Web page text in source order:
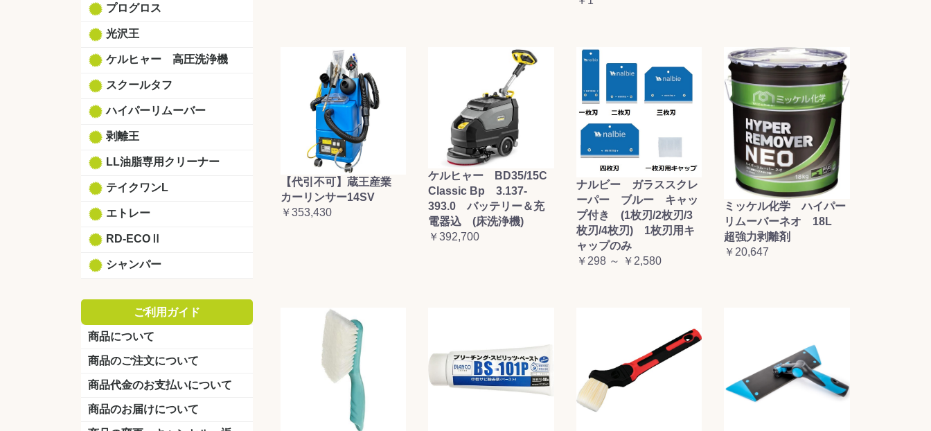
プログロス
光沢王
ケルヒャー 高圧洗浄機
スクールタフ
ハイパーリムーバー
剥離王
LL油脂専用クリーナー
テイクワンL
エトレー
RD-ECOⅡ
シャンパー
ご利用ガイド
商品について
商品のご注文について
商品代金のお支払いについて
商品のお届けについて
【代引不可】蔵王産業
カーリンサー14SV
￥353,430
ケルヒャー BD35/15C
Classic Bp 3.137-
393.0 バッテリー＆充
電器込 (床洗浄機)
￥392,700
ナルビー ガラススクレ
ーパー ブルー キャッ
プ付き (1枚刃/2枚刃/3
枚刃/4枚刃) 1枚刃用キ
ャップのみ
￥298 ～ ￥2,580
ミッケル化学 ハイパー
リムーバーネオ 18L
超強力剥離剤
￥20,647